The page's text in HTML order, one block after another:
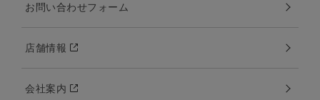
お問い合わせフォーム
店舗情報
会社案内